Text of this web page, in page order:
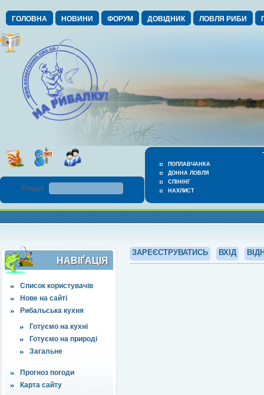
ГОЛОВНА НОВИНИ ФОРУМ ДОВІДНИК ЛОВЛЯ РИБИ
ПОПЛАВЧАНКА
ДОННА ЛОВЛЯ
СПІНІНГ
НАХЛИСТ
Пошук :
НАВІҐАЦІЯ
Список користувачів
Нове на сайті
Рибальська кухня
Готуємо на кухні
Готуємо на природі
Загальне
Прогноз погоди
Карта сайту
ЗАРЕЄСТРУВАТИСЬ ВХІД